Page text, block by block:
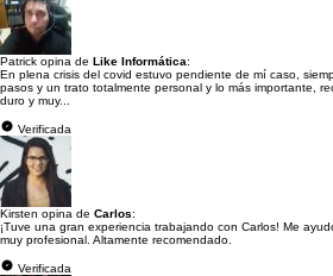
Patrick opina de Like Informática:
En plena crisis del covid estuvo pendiente de mí caso,
pasos y un trato totalmente personal y lo más importante,
duro y muy...
Verificada
Kirsten opina de Carlos:
¡Tuve una gran experiencia trabajando con Carlos! Me
muy profesional. Altamente recomendado.
Verificada